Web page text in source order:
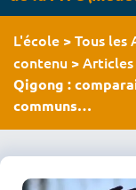
L'école >Tous les
contenu >Articles
Qigong :
communs…